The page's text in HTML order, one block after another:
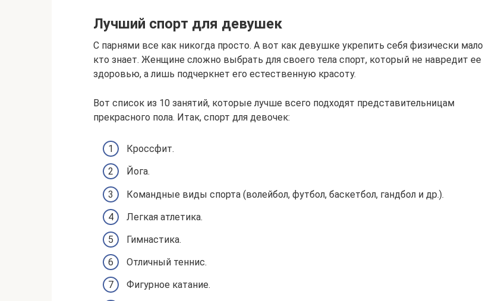
Лучший спорт для девушек
С парнями все как никогда просто. А вот как девушке укрепить себя физически мало
кто знает. Женщине сложно выбрать для своего тела спорт, который не навредит ее
здоровью, а лишь подчеркнет его естественную красоту.
Вот список из 10 занятий, которые лучше всего подходят представительницам
прекрасного пола. Итак, спорт для девочек:
Кроссфит.
Йога.
Командные виды спорта (волейбол, футбол, баскетбол, гандбол и др.).
Легкая атлетика.
Гимнастика.
Отличный теннис.
Фигурное катание.